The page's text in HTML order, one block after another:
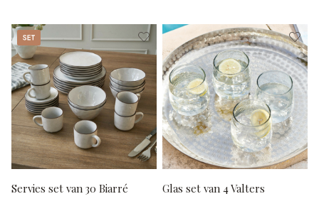
Set
Servies set van 30 Biarré Glas set van 4 Valters